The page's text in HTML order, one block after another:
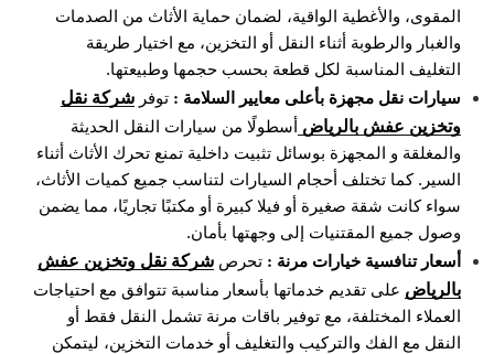
المقوى، والأغطية الواقية، لضمان حماية الأثاث من الصدمات
والغبار والرطوبة أثناء النقل أو التخزين، مع اختيار طريقة
التغليف المناسبة لكل قطعة بحسب حجمها وطبيعتها.
سيارات نقل مجهزة بأعلى معايير السلامة : توفر شركة نقل
وتخزين عفش بالرياض أسطولًا من سيارات النقل الحديثة
والمغلقة و المجهزة بوسائل تثبيت داخلية تمنع تحرك الأثاث أثناء
السير. كما تختلف أحجام السيارات لتناسب جميع كميات الأثاث،
سواء كانت شقة صغيرة أو فيلا كبيرة أو مكتبًا تجاريًا، مما يضمن
وصول جميع المقتنيات إلى وجهتها بأمان.
أسعار تنافسية خيارات مرنة : تحرص شركة نقل وتخزين عفش
بالرياض على تقديم خدماتها بأسعار مناسبة تتوافق مع احتياجات
العملاء المختلفة، مع توفير باقات مرنة تشمل النقل فقط أو
النقل مع الفك والتركيب والتغليف أو خدمات التخزين، ليتمكن